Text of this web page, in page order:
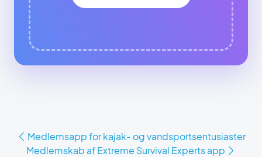
Medlemsapp for kajak- og vandsportsentusiaster
Medlemskab af Extreme Survival Experts app